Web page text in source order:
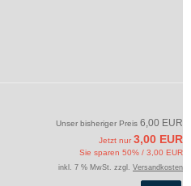
Unser bisheriger Preis 6,00 EUR
Jetzt nur 3,00 EUR
Sie sparen 50% / 3,00 EUR
inkl. 7 % MwSt. zzgl. Versandkosten